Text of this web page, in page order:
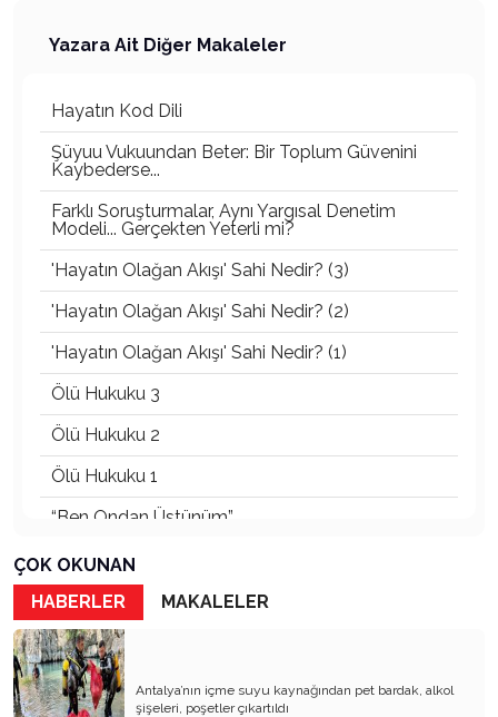
Yazara Ait Diğer Makaleler
Hayatın Kod Dili
Şüyuu Vukuundan Beter: Bir Toplum Güvenini
Kaybederse...
Farklı Soruşturmalar, Aynı Yargısal Denetim
Modeli... Gerçekten Yeterli mi?
'Hayatın Olağan Akışı' Sahi Nedir? (3)
'Hayatın Olağan Akışı' Sahi Nedir? (2)
'Hayatın Olağan Akışı' Sahi Nedir? (1)
Ölü Hukuku 3
Ölü Hukuku 2
Ölü Hukuku 1
“Ben Ondan Üstünüm”
Lögar Patladı!
Kayıp Aranıyor...!
19 Mayıs’ın Aynasında Kayıp Bir Gençlik: Emanet,
Kuşatma ve Uyanış
Anne: Bir Milletin Sessiz Mimarı
ÇOK OKUNAN
HABERLER
MAKALELER
Antalya’nın içme suyu kaynağından pet bardak, alkol
şişeleri, poşetler çıkartıldı